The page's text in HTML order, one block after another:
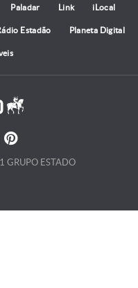
Paladar Link iLocal
Estadão Planeta Digital
GRUPO ESTADO